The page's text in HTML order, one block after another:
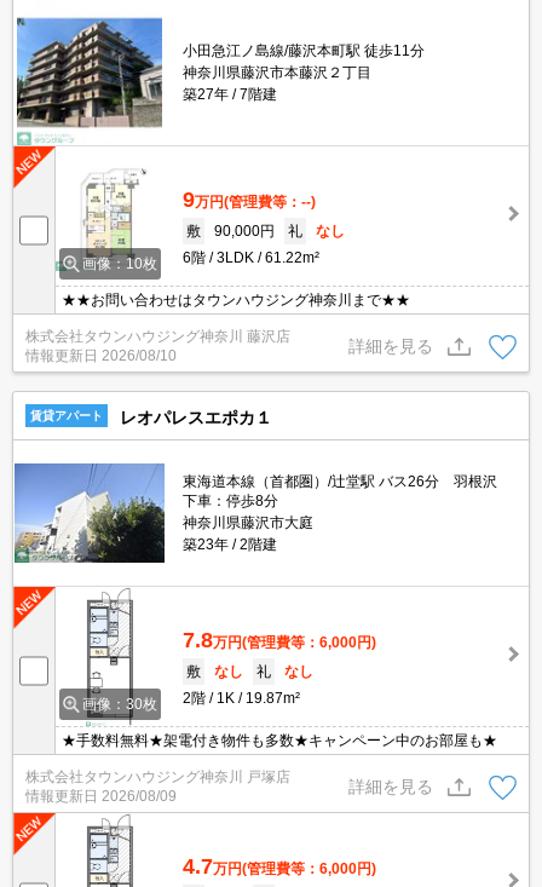
小田急江ノ島線/藤沢本町駅 徒歩11分
神奈川県藤沢市本藤沢２丁目
築27年
7階建
画像：10枚
9万円(管理費等：--)
敷
90,000円 礼
なし
6階
3LDK 61.22m²
★★お問い合わせはタウンハウジング神奈川まで★★
株式会社タウンハウジング神奈川 藤沢店
情報更新日 2026/08/10
詳細を見る
賃貸アパート レオパレスエポカ１
東海道本線（首都圏）/辻堂駅 バス26分 羽根沢
下車：停歩8分
神奈川県藤沢市大庭
築23年
2階建
画像：30枚
7.8万円(管理費等：6,000円)
敷
なし 礼
なし
2階
1K 19.87m²
★手数料無料★架電付き物件も多数★キャンペーン中のお部屋も★
株式会社タウンハウジング神奈川 戸塚店
情報更新日 2026/08/09
詳細を見る
4.7万円(管理費等：6,000円)